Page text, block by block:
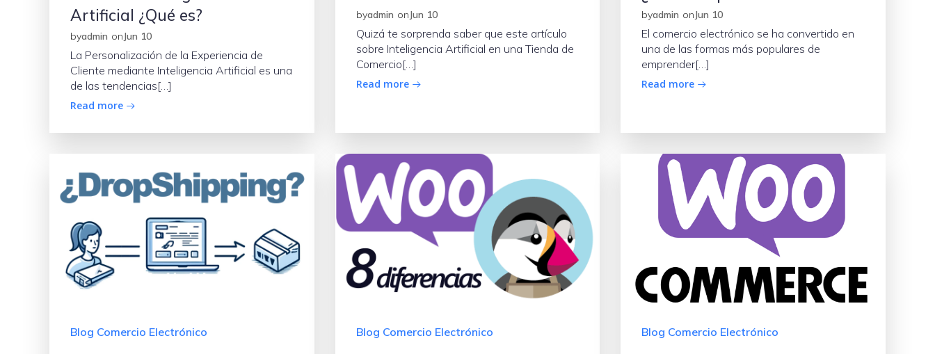
Artificial ¿Qué es?
byadmin onJun 10
La Personalización de la Experiencia de
Cliente mediante Inteligencia Artificial es una
de las tendencias[…]
Read more
byadmin onJun 10
Quizá te sorprenda saber que este artículo
sobre Inteligencia Artificial en una Tienda de
Comercio[…]
Read more
byadmin onJun 10
El comercio electrónico se ha convertido en
una de las formas más populares de
emprender[…]
Read more
Blog Comercio Electrónico Blog Comercio Electrónico Blog Comercio Electrónico